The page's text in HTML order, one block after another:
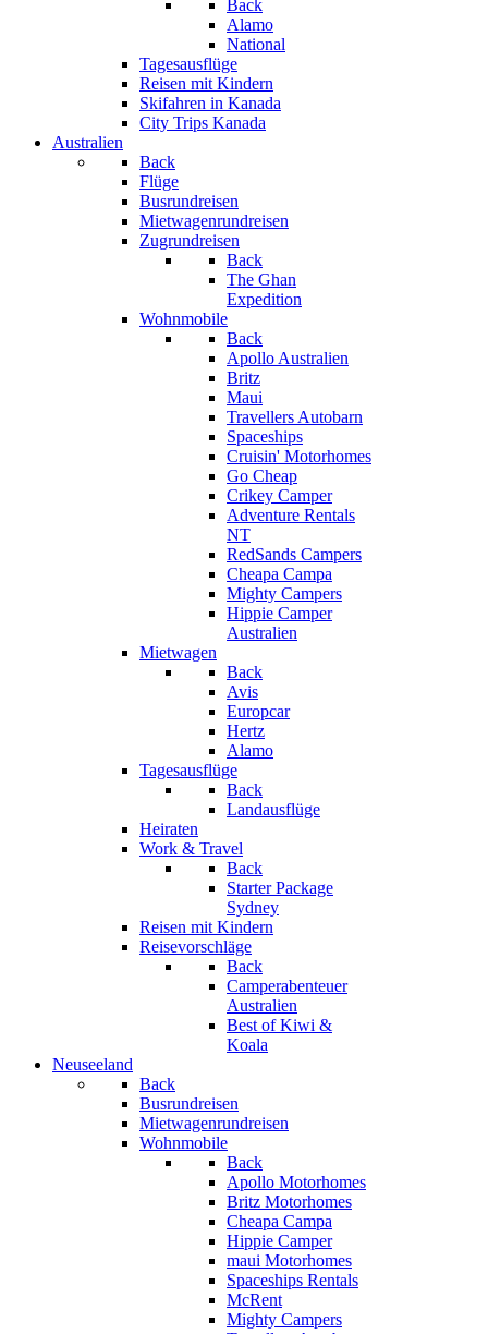
Back
Alamo
National
Tagesausflüge
Reisen mit Kindern
Skifahren in Kanada
City Trips Kanada
Australien
Back
Flüge
Busrundreisen
Mietwagenrundreisen
Zugrundreisen
Back
The Ghan
Expedition
Wohnmobile
Back
Apollo Australien
Britz
Maui
Travellers Autobarn
Spaceships
Cruisin' Motorhomes
Go Cheap
Crikey Camper
Adventure Rentals
NT
RedSands Campers
Cheapa Campa
Mighty Campers
Hippie Camper
Australien
Mietwagen
Back
Avis
Europcar
Hertz
Alamo
Tagesausflüge
Back
Landausflüge
Heiraten
Work & Travel
Back
Starter Package
Sydney
Reisen mit Kindern
Reisevorschläge
Back
Camperabenteuer
Australien
Best of Kiwi &
Koala
Neuseeland
Back
Busrundreisen
Mietwagenrundreisen
Wohnmobile
Back
Apollo Motorhomes
Britz Motorhomes
Cheapa Campa
Hippie Camper
maui Motorhomes
Spaceships Rentals
McRent
Mighty Campers